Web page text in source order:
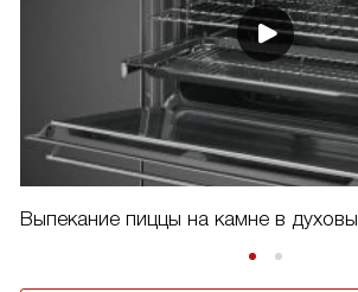
Выпекание пиццы на камне в